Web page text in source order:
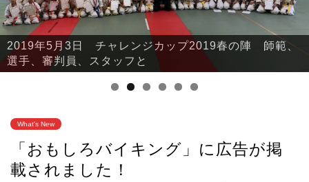
2019年5月3日 チャレンジカップ2019春の陣 師範、
選手、審判員、スタッフと
2019年5月3日 チャレンジカップ2019春の陣 本部・
鈴川
What's New
「おもしろバイキング」に広告が掲
載されました！